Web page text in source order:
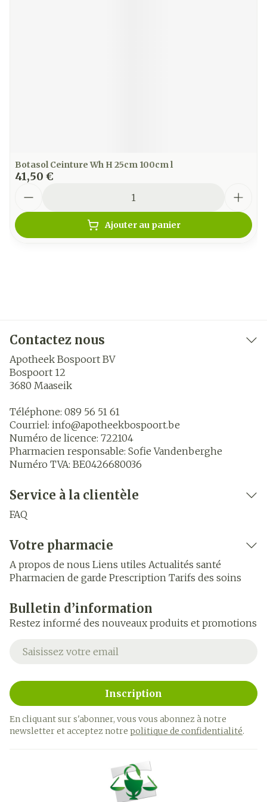
Botasol Ceinture Wh H 25cm 100cm l
41,50 €
Ajouter au panier
Contactez nous
Apotheek Bospoort BV
Bospoort 12
3680 Maaseik
Téléphone: 089 56 51 61
Courriel: info@apotheekbospoort.be
Numéro de licence: 722104
Pharmacien responsable: Sofie Vandenberghe
Numéro TVA: BE0426680036
Service à la clientèle
FAQ
Votre pharmacie
A propos de nous Liens utiles Actualités santé
Pharmacien de garde Prescription Tarifs des soins
Bulletin d’information
Restez informé des nouveaux produits et promotions
Adresse mail
Inscription
En cliquant sur s'abonner, vous vous abonnez à notre
newsletter et acceptez notre politique de confidentialité.